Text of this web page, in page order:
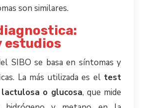
son similares.
estudios
SIBO se basa en síntomas y
La más utilizada es el test
o glucosa, que mide